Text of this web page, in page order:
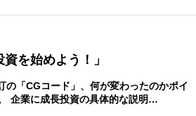
を始めよう！」
の「CGコード」、何が変わったのかポイ
企業に成長投資の具体的な説明…